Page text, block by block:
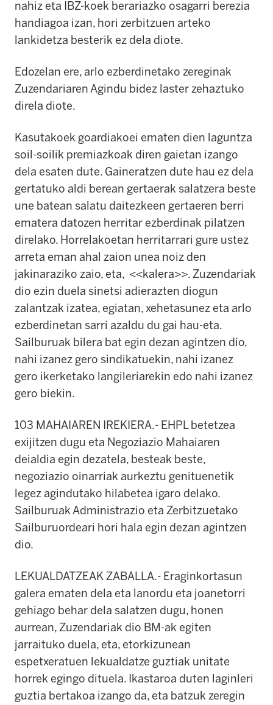
nahiz eta IBZ-koek berariazko osagarri berezia
handiagoa izan, hori zerbitzuen arteko
lankidetza besterik ez dela diote.
Edozelan ere, arlo ezberdinetako zereginak
Zuzendariaren Agindu bidez laster zehaztuko
direla diote.
Kasutakoek goardiakoei ematen dien laguntza
soil-soilik premiazkoak diren gaietan izango
dela esaten dute. Gaineratzen dute hau ez dela
gertatuko aldi berean gertaerak salatzera beste
une batean salatu daitezkeen gertaeren berri
ematera datozen herritar ezberdinak pilatzen
direlako. Horrelakoetan herritarrari gure ustez
arreta eman ahal zaion unea noiz den
jakinaraziko zaio, eta, <<kalera>>. Zuzendariak
dio ezin duela sinetsi adierazten diogun
zalantzak izatea, egiatan, xehetasunez eta arlo
ezberdinetan sarri azaldu du gai hau-eta.
Sailburuak bilera bat egin dezan agintzen dio,
nahi izanez gero sindikatuekin, nahi izanez
gero ikerketako langileriarekin edo nahi izanez
gero biekin.
103 MAHAIAREN IREKIERA.- EHPL betetzea
exijitzen dugu eta Negoziazio Mahaiaren
deialdia egin dezatela, besteak beste,
negoziazio oinarriak aurkeztu genituenetik
legez agindutako hilabetea igaro delako.
Sailburuak Administrazio eta Zerbitzuetako
Sailburuordeari hori hala egin dezan agintzen
dio.
LEKUALDATZEAK ZABALLA.- Eraginkortasun
galera ematen dela eta lanordu eta joanetorri
gehiago behar dela salatzen dugu, honen
aurrean, Zuzendariak dio BM-ak egiten
jarraituko duela, eta, etorkizunean
espetxeratuen lekualdatze guztiak unitate
horrek egingo dituela. Ikastaroa duten laginleri
guztia bertakoa izango da, eta batzuk zeregin